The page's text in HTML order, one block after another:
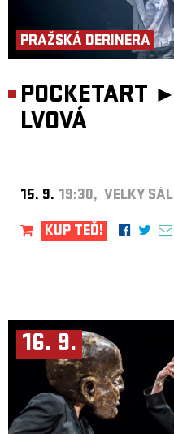
PRAŽSKÁ DERINERA
POCKETART ►
LVOVÁ
15. 9. 19:30, VELKÝ SÁL
KUP TEĎ!
16. 9.